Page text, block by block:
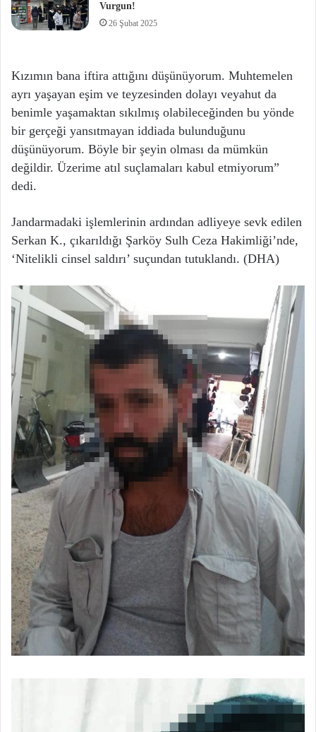
Vurgun!
26 Şubat 2025
Kızımın bana iftira attığını düşünüyorum. Muhtemelen
ayrı yaşayan eşim ve teyzesinden dolayı veyahut da
benimle yaşamaktan sıkılmış olabileceğinden bu yönde
bir gerçeği yansıtmayan iddiada bulunduğunu
düşünüyorum. Böyle bir şeyin olması da mümkün
değildir. Üzerime atıl suçlamaları kabul etmiyorum”
dedi.
Jandarmadaki işlemlerinin ardından adliyeye sevk edilen
Serkan K., çıkarıldığı Şarköy Sulh Ceza Hakimliği’nde,
‘Nitelikli cinsel saldırı’ suçundan tutuklandı. (DHA)